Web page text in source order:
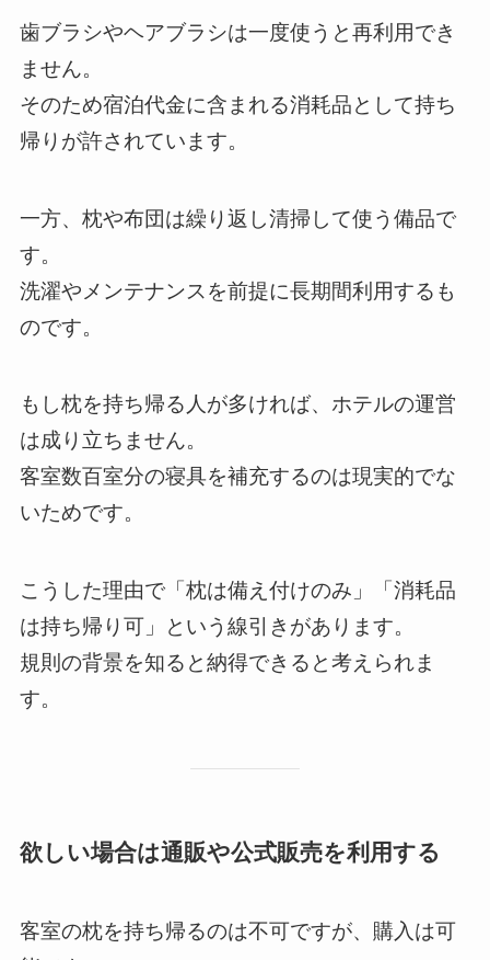
歯ブラシやヘアブラシは一度使うと再利用でき
ません。
そのため宿泊代金に含まれる消耗品として持ち
帰りが許されています。
一方、枕や布団は繰り返し清掃して使う備品で
す。
洗濯やメンテナンスを前提に長期間利用するも
のです。
もし枕を持ち帰る人が多ければ、ホテルの運営
は成り立ちません。
客室数百室分の寝具を補充するのは現実的でな
いためです。
こうした理由で「枕は備え付けのみ」「消耗品
は持ち帰り可」という線引きがあります。
規則の背景を知ると納得できると考えられま
す。
欲しい場合は通販や公式販売を利用する
客室の枕を持ち帰るのは不可ですが、購入は可